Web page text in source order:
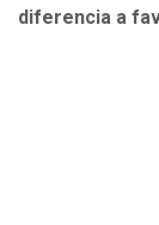
diferencia a